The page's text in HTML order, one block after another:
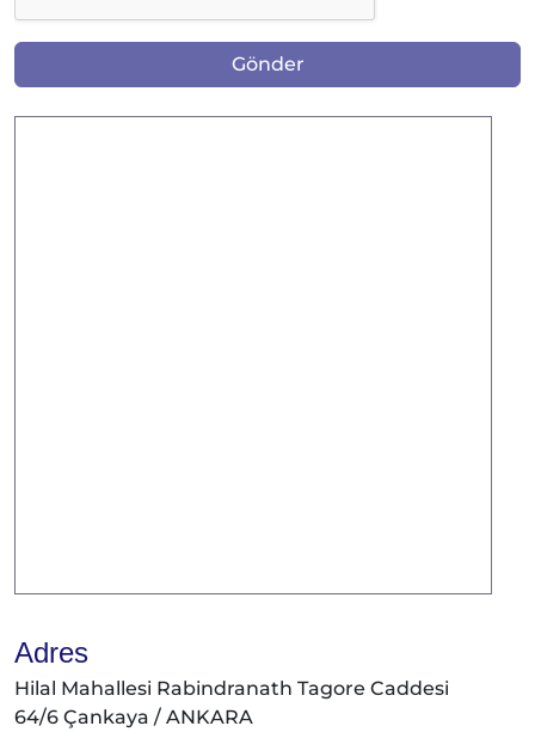
Gönder
Adres
Hilal Mahallesi Rabindranath Tagore Caddesi
64/6 Çankaya / ANKARA